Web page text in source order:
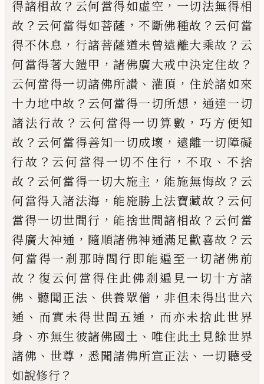
得諸相故 ？ 云何當得如虛空 ， 一切法無得相
故 ？ 云何當得如菩薩 ，不斷佛種故 ？ 云何當
得不休息 ， 行諸菩薩道未曾遠離大乘故 ？ 云
何當得著大鎧甲 ，諸佛廣大戒中決定住故 ？
云何當得一切諸佛所讚 、 灌頂 ， 住於諸如來
十力地中故 ？ 云何當得一切所想 ， 通達一切
諸法行故 ？ 云何當得一切算數 ， 巧方便知
故 ？ 云何當得善知一切成壞 ， 遠離一切障礙
行故 ？ 云何當得一切不住行 ，不取 、 不捨
故 ？ 云何當得一切大施主 ， 能施無悔故 ？ 云
何當得入諸法海 ， 能施勝上法寶藏故 ？ 云何
當得一切世間行 ， 能捨世間諸相故 ？ 云何當
得廣大神通 ， 隨順諸佛神通滿足歡喜故 ？ 云
何當得一剎那時間行即能遍至一切諸佛前
故 ？ 復云何當得住此佛剎遍見一切十方諸
佛 、 聽聞正法 、 供養眾僧 ， 非但未得出世六
通 、 而實未得世間五通 ， 而亦未捨此世界
身 、亦無生彼諸佛國土 、 唯住此土見餘世界
諸佛 、 世尊 ， 悉聞諸佛所宣正法 、 一切聽受
如說修行 ？